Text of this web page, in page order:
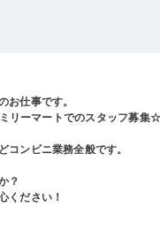
お仕事です。
リーマートでのスタッフ募集
コンビニ業務全般です。
？
ください！